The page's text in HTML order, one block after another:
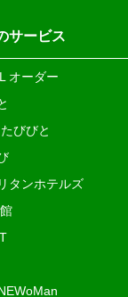
サービス
オーダー
びびと
タンホテルズ